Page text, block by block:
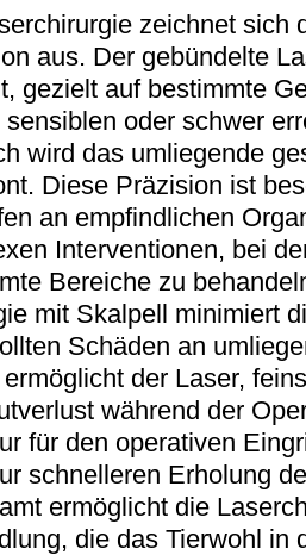
zeichnet sich
aus. Der gebündelte
gezielt auf bestimmte
sensiblen oder schwer
wird das umliegende
Diese Präzision ist
an empfindlichen
Interventionen, bei
Bereiche zu
mit Skalpell minimiert
Schäden an
der Laser,
während der
für den operativen
schnelleren Erholung
ermöglicht die
die das Tierwohl in